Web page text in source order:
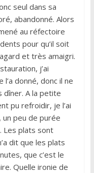
seul dans sa
abandonné. Alors
au réfectoire
pour qu’il soit
et très amaigri.
j’ai
donné, donc il ne
dîner. A la petite
pu refroidir, je l’ai
peu de purée
Les plats sont
dit que les plats
que c’est le
Quelle ironie de